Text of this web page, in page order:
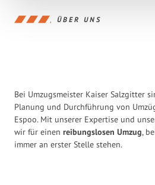
ÜBER UNS
Bei Umzugsmeister Kaiser Salzgitter
Planung und Durchführung von
Espoo. Mit unserer Expertise und
wir für einen reibungslosen Umzug,
immer an erster Stelle stehen.